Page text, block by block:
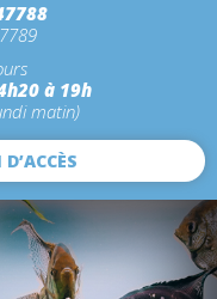
à 19h
matin)